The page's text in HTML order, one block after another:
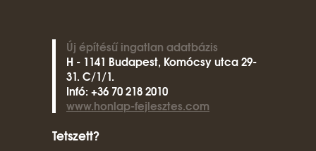
Új építésű ingatlan adatbázis
H - 1141 Budapest, Komócsy utca 29-
31. C/1/1.
Infó: +36 70 218 2010
www.honlap-fejlesztes.com
Tetszett?